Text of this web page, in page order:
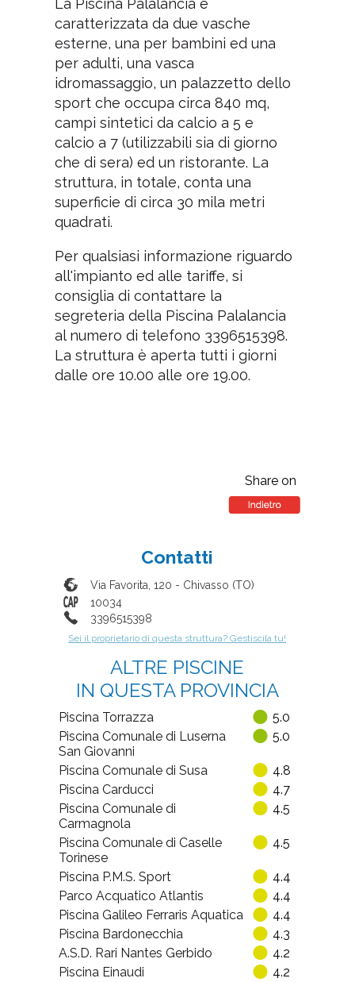
La Piscina Palalancia è
caratterizzata da due vasche
esterne, una per bambini ed una
per adulti, una vasca
idromassaggio, un palazzetto dello
sport che occupa circa 840 mq,
campi sintetici da calcio a 5 e
calcio a 7 (utilizzabili sia di giorno
che di sera) ed un ristorante. La
struttura, in totale, conta una
superficie di circa 30 mila metri
quadrati.
Per qualsiasi informazione riguardo
all'impianto ed alle tariffe, si
consiglia di contattare la
segreteria della Piscina Palalancia
al numero di telefono 3396515398.
La struttura è aperta tutti i giorni
dalle ore 10.00 alle ore 19.00.
Share on
Contatti
Via Favorita, 120 - Chivasso (TO)
10034
3396515398
Sei il proprietario di questa struttura? Gestiscila tu!
ALTRE PISCINE
IN QUESTA PROVINCIA
Piscina Torrazza
5.0
Piscina Comunale di Luserna
San Giovanni
5.0
Piscina Comunale di Susa
4.8
Piscina Carducci
4.7
Piscina Comunale di
Carmagnola
4.5
Piscina Comunale di Caselle
Torinese
4.5
Piscina P.M.S. Sport
4.4
Parco Acquatico Atlantis
4.4
Piscina Galileo Ferraris Aquatica
4.4
Piscina Bardonecchia
4.3
A.S.D. Rari Nantes Gerbido
4.2
Piscina Einaudi
4.2